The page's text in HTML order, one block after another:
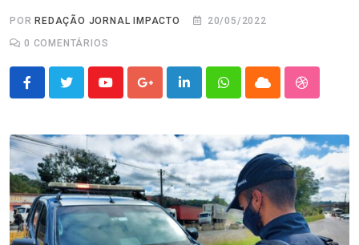
POR REDAÇÃO JORNAL IMPACTO
20/05/2022
0 COMENTÁRIOS
YoutubeGoogle+LinkedInWhatsappCloud